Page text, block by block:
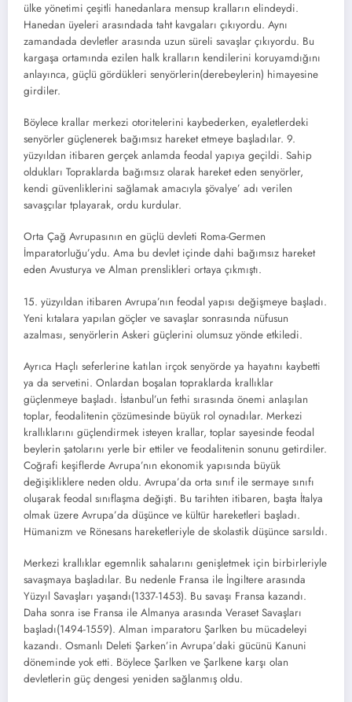
ülke yönetimi çeşitli hanedanlara mensup kralların elindeydi.
Hanedan üyeleri arasındada taht kavgaları çıkıyordu. Aynı
zamandada devletler arasında uzun süreli savaşlar çıkıyordu. Bu
kargaşa ortamında ezilen halk kralların kendilerini koruyamdığını
anlayınca, güçlü gördükleri senyörlerin(derebeylerin) himayesine
girdiler.
Böylece krallar merkezi otoritelerini kaybederken, eyaletlerdeki
senyörler güçlenerek bağımsız hareket etmeye başladılar. 9.
yüzyıldan itibaren gerçek anlamda feodal yapıya geçildi. Sahip
oldukları Topraklarda bağımsız olarak hareket eden senyörler,
kendi güvenliklerini sağlamak amacıyla şövalye’ adı verilen
savaşçılar tplayarak, ordu kurdular.
Orta Çağ Avrupasının en güçlü devleti Roma-Germen
İmparatorluğu’ydu. Ama bu devlet içinde dahi bağımsız hareket
eden Avusturya ve Alman prenslikleri ortaya çıkmıştı.
15. yüzyıldan itibaren Avrupa’nın feodal yapısı değişmeye başladı.
Yeni kıtalara yapılan göçler ve savaşlar sonrasında nüfusun
azalması, senyörlerin Askeri güçlerini olumsuz yönde etkiledi.
Ayrıca Haçlı seferlerine katılan irçok senyörde ya hayatını kaybetti
ya da servetini. Onlardan boşalan topraklarda krallıklar
güçlenmeye başladı. İstanbul’un fethi sırasında önemi anlaşılan
toplar, feodalitenin çözümesinde büyük rol oynadılar. Merkezi
krallıklarını güçlendirmek isteyen krallar, toplar sayesinde feodal
beylerin şatolarını yerle bir ettiler ve feodalitenin sonunu getirdiler.
Coğrafi keşiflerde Avrupa’nın ekonomik yapısında büyük
değişikliklere neden oldu. Avrupa’da orta sınıf ile sermaye sınıfı
oluşarak feodal sınıflaşma değişti. Bu tarihten itibaren, başta İtalya
olmak üzere Avrupa’da düşünce ve kültür hareketleri başladı.
Hümanizm ve Rönesans hareketleriyle de skolastik düşünce sarsıldı.
Merkezi krallıklar egemnlik sahalarını genişletmek için birbirleriyle
savaşmaya başladılar. Bu nedenle Fransa ile İngiltere arasında
Yüzyıl Savaşları yaşandı(1337-1453). Bu savaşı Fransa kazandı.
Daha sonra ise Fransa ile Almanya arasında Veraset Savaşları
başladı(1494-1559). Alman imparatoru Şarlken bu mücadeleyi
kazandı. Osmanlı Deleti Şarken’in Avrupa’daki gücünü Kanuni
döneminde yok etti. Böylece Şarlken ve Şarlkene karşı olan
devletlerin güç dengesi yeniden sağlanmış oldu.